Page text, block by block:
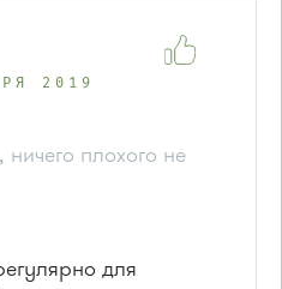
2019
плохого не
для